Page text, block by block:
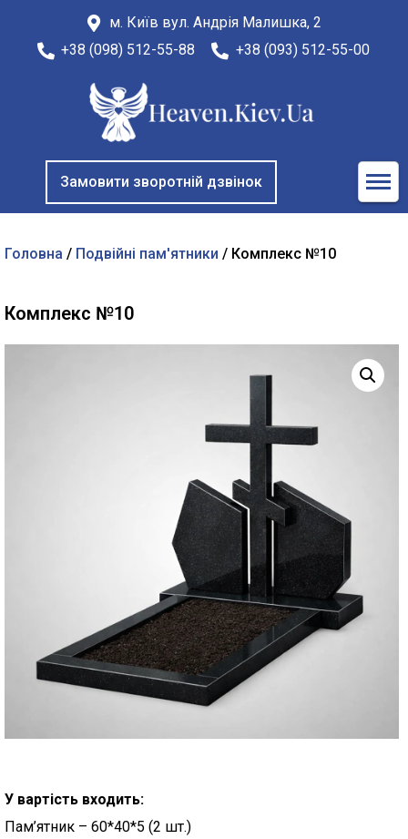
м. Київ вул. Андрія Малишка, 2
+38 (098) 512-55-88
+38 (093) 512-55-00
Замовити зворотній дзвінок
Головна / Подвійні пам'ятники / Комплекс №10
Комплекс №10
У вартість входить:
Пам’ятник – 60*40*5 (2 шт.)